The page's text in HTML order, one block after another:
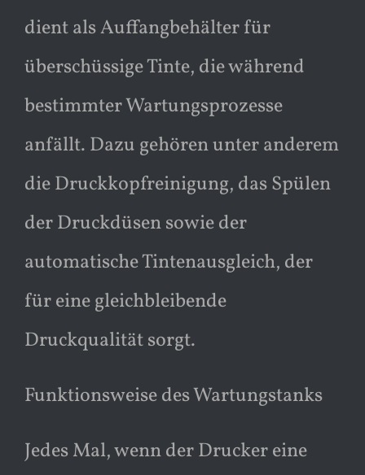
dient als Auffangbehälter für
überschüssige Tinte, die während
bestimmter Wartungsprozesse
anfällt. Dazu gehören unter anderem
die Druckkopfreinigung, das Spülen
der Druckdüsen sowie der
automatische Tintenausgleich, der
für eine gleichbleibende
Druckqualität sorgt.
Funktionsweise des Wartungstanks
Jedes Mal, wenn der Drucker eine